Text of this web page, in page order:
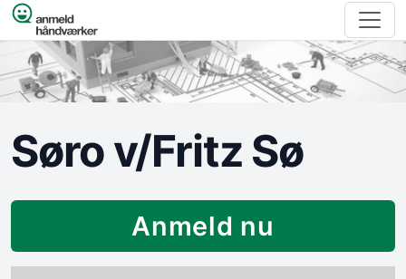
Spring til indhold
Søro v/Fritz Sø
Anmeld nu